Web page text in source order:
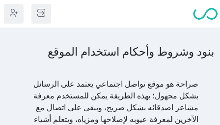
بنود وشروط وأحكام استخدام الموقع
صراحة هو موقع تواصل اجتماعي يعتمد على الرسائل
بشكل مجهول؛ بهذه الطريقة يمكن للمستخدم معرفة
مشاعر اصدقائه بشكل صريح، ويبقى على اتصال مع
الآخرين لمعرفة عيوبه لإصلاحها ومزياه، ويتعلم أشياء